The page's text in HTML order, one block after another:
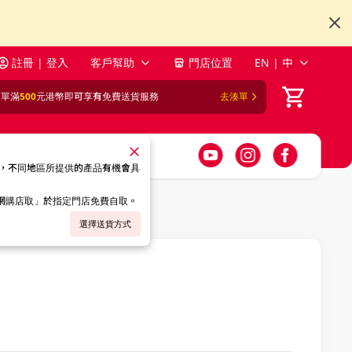
註冊 | 登入 客戶幫助 門店位置 EN | 中
滿500元港幣即可享有免費送貨服務 去湊單
不同地區所提供的產品有機會具
店取」於指定門店免費自取。
選擇送貨方式